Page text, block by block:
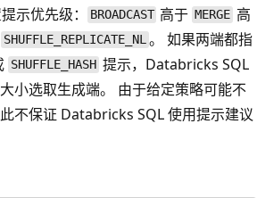
示优先级：
BROADCAST 高于MERGE高
SHUFFLE_REPLICATE_NL。 如果两端都指
SHUFFLE_HASH 提示，Databricks SQL
小选取生成端。 由于给定策略可能不
不保证 Databricks SQL 使用提示建议